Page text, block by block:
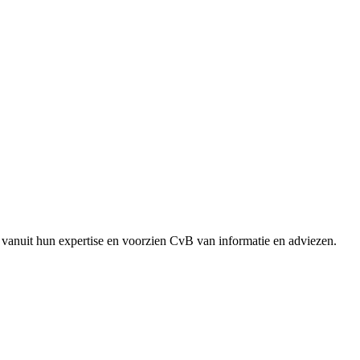
hun expertise en voorzien CvB van informatie en adviezen.